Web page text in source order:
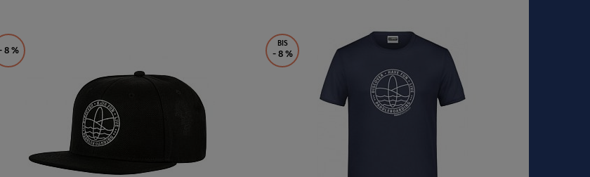
ANZEIGEN
8 %
BIS
- 8 %